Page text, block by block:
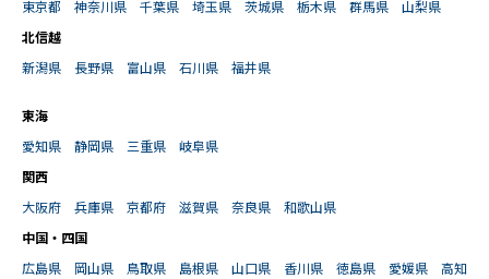
東京都
神奈川県 千葉県 埼玉県 茨城県 栃木県 群馬県
山梨県
北信越
新潟県
長野県 富山県 石川県 福井県
東海
愛知県
静岡県 三重県
岐阜県
関西
大阪府
兵庫県 京都府 滋賀県 奈良県
和歌山県
中国・四国
広島県
岡山県 鳥取県 島根県 山口県 香川県 徳島県 愛媛県
高知